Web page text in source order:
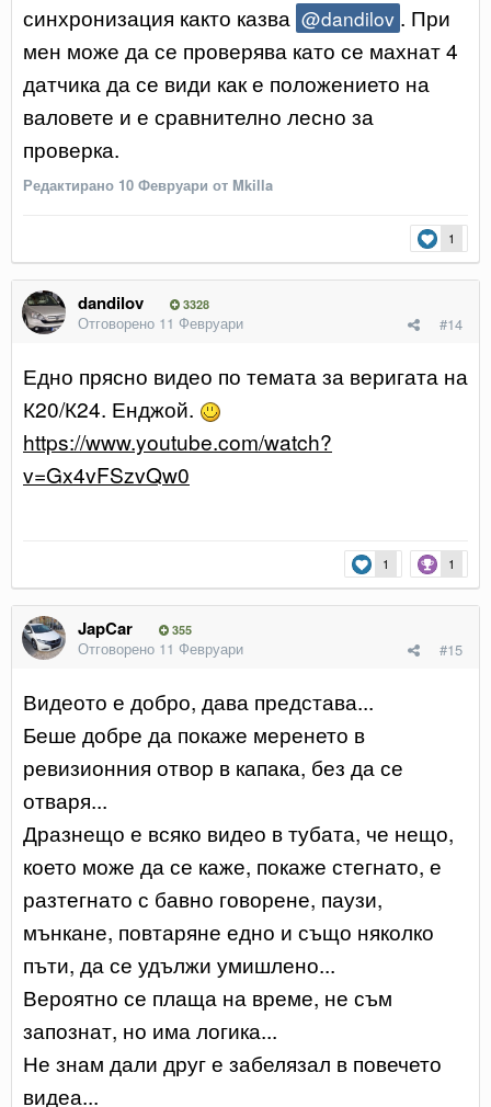
синхронизация както казва @dandilov . При
мен може да се проверява като се махнат 4
датчика да се види как е положението на
валовете и е сравнително лесно за
проверка.
Редактирано 10 Февруари от Mkilla
1
dandilov 3328
#14
Отговорено 11 Февруари
Едно прясно видео по темата за веригата на
К20/К24. Енджой.
https://www.youtube.com/watch?
v=Gx4vFSzvQw0
1 1
JapCar 355
#15
Отговорено 11 Февруари
Видеото е добро, дава представа...
Беше добре да покаже меренето в
ревизионния отвор в капака, без да се
отваря...
Дразнещо е всяко видео в тубата, че нещо,
което може да се каже, покаже стегнато, е
разтегнато с бавно говорене, паузи,
мънкане, повтаряне едно и също няколко
пъти, да се удължи умишлено...
Вероятно се плаща на време, не съм
запознат, но има логика...
Не знам дали друг е забелязал в повечето
видеа...